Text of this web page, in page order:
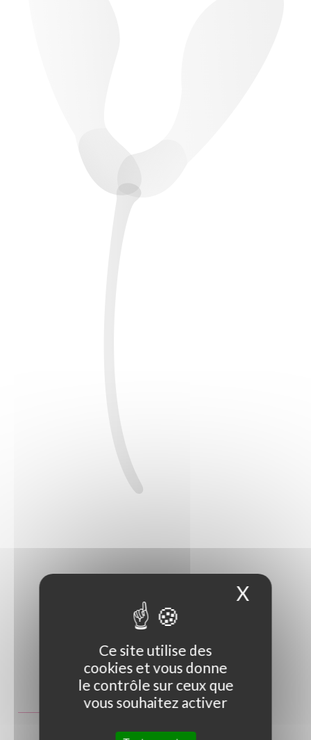
Photo non contractuelle
Guide des tailles
C3L
Ce site utilise des
cookies et vous donne
le contrôle sur ceux que
vous souhaitez activer
X